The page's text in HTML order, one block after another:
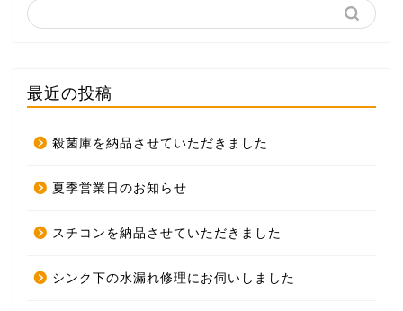
最近の投稿
殺菌庫を納品させていただきました
夏季営業日のお知らせ
スチコンを納品させていただきました
シンク下の水漏れ修理にお伺いしました